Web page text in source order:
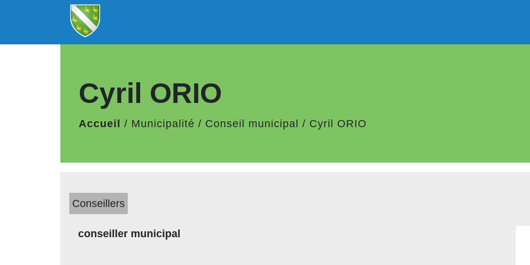
Cyril ORIO
Accueil / Municipalité / Conseil municipal / Cyril ORIO
Conseillers
conseiller municipal